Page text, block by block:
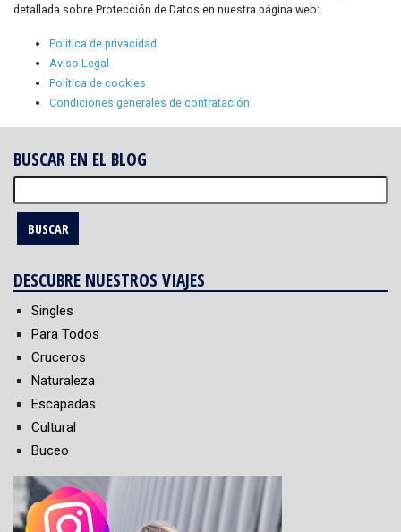
detallada sobre Protección de Datos en nuestra página web:
Política de privacidad
Aviso Legal
Política de cookies
Condiciones generales de contratación
BUSCAR EN EL BLOG
DESCUBRE NUESTROS VIAJES
Singles
Para Todos
Cruceros
Naturaleza
Escapadas
Cultural
Buceo